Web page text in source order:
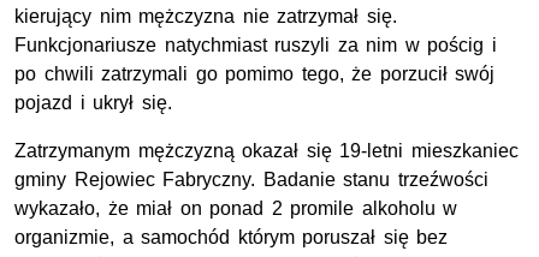
kierujący nim mężczyzna nie zatrzymał się.
Funkcjonariusze natychmiast ruszyli za nim w pościg i
po chwili zatrzymali go pomimo tego, że porzucił swój
pojazd i ukrył się.
Zatrzymanym mężczyzną okazał się 19-letni mieszkaniec
gminy Rejowiec Fabryczny. Badanie stanu trzeźwości
wykazało, że miał on ponad 2 promile alkoholu w
organizmie, a samochód którym poruszał się bez